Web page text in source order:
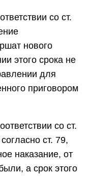
со ст.
нового
этого срока не
для
приговором
со ст.
ст. 79,
наказание, от
а срок этого